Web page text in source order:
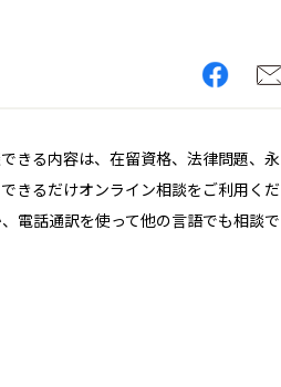
きる内容は、在留資格、法律問題、永
きるだけオンライン相談をご利用くだ
電話通訳を使って他の言語でも相談で